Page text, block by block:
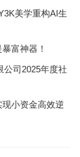
美学重构AI生
富神器！
司2025年度社
小资金高效逆